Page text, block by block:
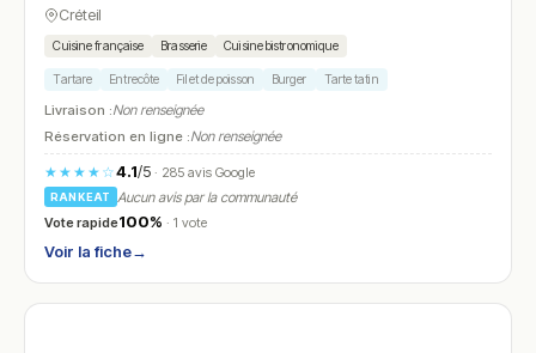
Créteil
Cuisine française Brasserie Cuisine bistronomique
Tartare Entrecôte Filet de poisson Burger Tarte tatin
Livraison :Non renseignée
Réservation en ligne :Non renseignée
★★★★☆4.1/5· 285 avis Google
RANKEAT
Aucun avis par la communauté
Vote rapide100% · 1 vote
Voir la fiche→